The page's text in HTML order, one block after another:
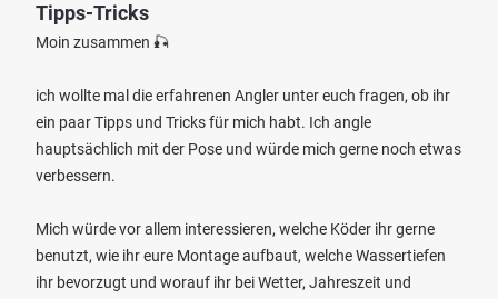
Tipps-Tricks
Moin zusammen 🎣
ich wollte mal die erfahrenen Angler unter euch fragen, ob ihr
ein paar Tipps und Tricks für mich habt. Ich angle
hauptsächlich mit der Pose und würde mich gerne noch etwas
verbessern.
Mich würde vor allem interessieren, welche Köder ihr gerne
benutzt, wie ihr eure Montage aufbaut, welche Wassertiefen
ihr bevorzugt und worauf ihr bei Wetter, Jahreszeit und